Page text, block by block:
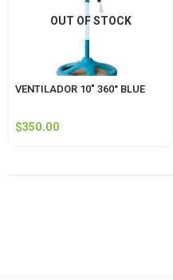
OUT OF STOCK
VENTILADOR 10″ 360° BLUE
$350.00